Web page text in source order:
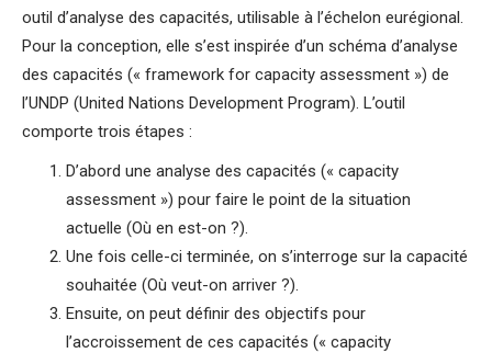
outil d’analyse des capacités, utilisable à l’échelon eurégional.
Pour la conception, elle s’est inspirée d’un schéma d’analyse
des capacités (« framework for capacity assessment ») de
l’UNDP (United Nations Development Program). L’outil
comporte trois étapes :
D’abord une analyse des capacités (« capacity
assessment ») pour faire le point de la situation
actuelle (Où en est-on ?).
Une fois celle-ci terminée, on s’interroge sur la capacité
souhaitée (Où veut-on arriver ?).
Ensuite, on peut définir des objectifs pour
l’accroissement de ces capacités (« capacity